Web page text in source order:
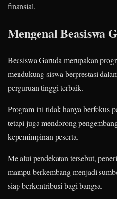
finansial.
Mengenal Beasiswa
Beasiswa Garuda merupakan
mendukung siswa berprestasi
perguruan tinggi terbaik.
Program ini tidak hanya berfokus
tetapi juga mendorong
kepemimpinan peserta.
Melalui pendekatan tersebut,
mampu berkembang menjadi
siap berkontribusi bagi bangsa.